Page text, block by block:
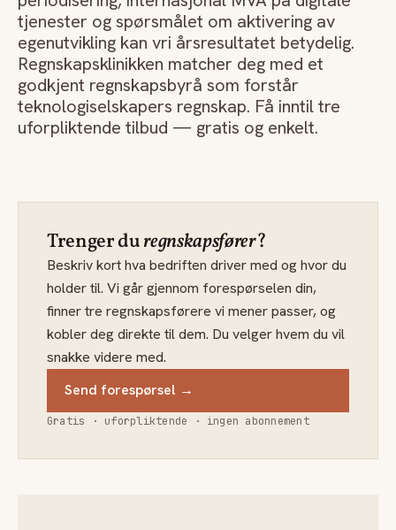
tjenester og spørsmålet om aktivering av
egenutvikling kan vri årsresultatet betydelig.
Regnskapsklinikken matcher deg med et
godkjent regnskapsbyrå som forstår
teknologiselskapers regnskap. Få inntil tre
uforpliktende tilbud — gratis og enkelt.
Trenger duregnskapsfører?
Beskriv kort hva bedriften driver med og hvor du
holder til. Vi går gjennom forespørselen din,
finner tre regnskapsførere vi mener passer, og
kobler deg direkte til dem. Du velger hvem du vil
snakke videre med.
Send forespørsel →
Gratis · uforpliktende · ingen abonnement